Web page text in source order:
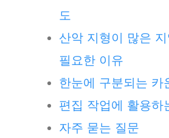
도
산악 지형이 많은
필요한 이유
한눈에 구분되는 카
편집 작업에 활용하
자주 묻는 질문